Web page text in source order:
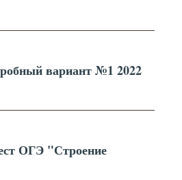
вариант №1 2022
ОГЭ "Строение